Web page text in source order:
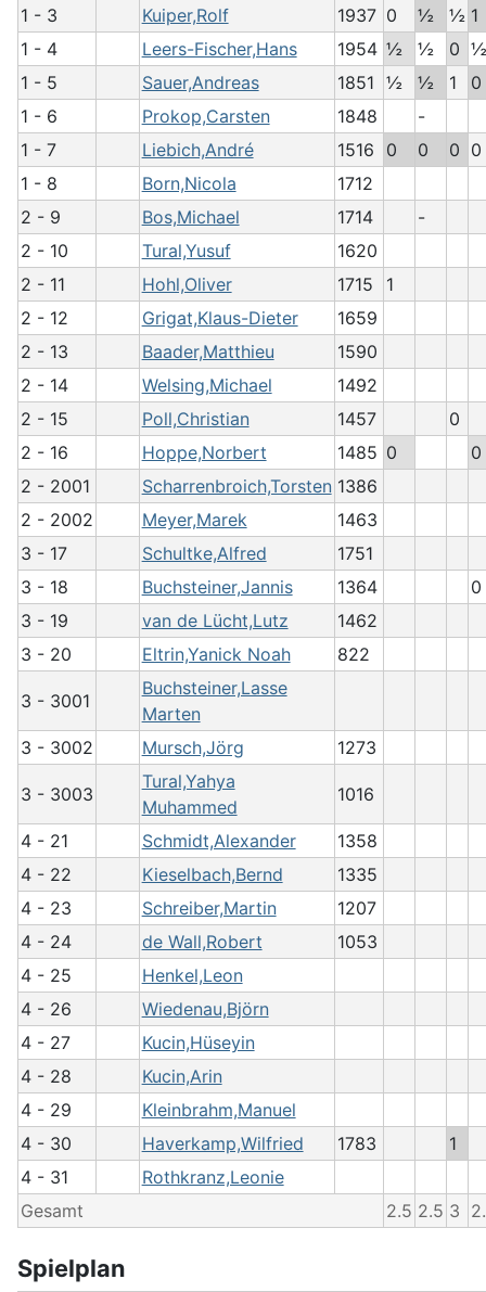
1 - 3
Kuiper,Rolf 1937 0 ½ ½ 1
1 - 4
Leers-Fischer,Hans 1954 ½ ½ 0 ½
1 - 5
Sauer,Andreas 1851 ½ ½ 1
0
1 - 6
Prokop,Carsten 1848
-
1 - 7
Liebich,André 1516 0 0 0 0
1 - 8
Born,Nicola
1712
2 - 9
Bos,Michael 1714
-
2 - 10
Tural,Yusuf
1620
2 - 11
Hohl,Oliver 1715
1
2 - 12
Grigat,Klaus-Dieter
1659
2 - 13
Baader,Matthieu
1590
2 - 14
Welsing,Michael
1492
2 - 15
Poll,Christian 1457
0
2 - 16
Hoppe,Norbert 1485 0
0
2 - 2001
Scharrenbroich,Torsten 1386
2 - 2002
Meyer,Marek
1463
3 - 17
Schultke,Alfred
1751
3 - 18
Buchsteiner,Jannis 1364
0
3 - 19
van de Lücht,Lutz
1462
3 - 20
Eltrin,Yanick Noah 822
3 - 3001
Buchsteiner,Lasse
Marten
3 - 3002
Mursch,Jörg 1273
3 - 3003
Tural,Yahya
Muhammed
1016
4 - 21 Schmidt,Alexander
1358
4 - 22
Kieselbach,Bernd
1335
4 - 23
Schreiber,Martin
1207
4 - 24
de Wall,Robert
1053
4 - 25
Henkel,Leon
4 - 26
Wiedenau,Björn
4 - 27
Kucin,Hüseyin
4 - 28
Kucin,Arin
4 - 29
Kleinbrahm,Manuel
4 - 30
Haverkamp,Wilfried 1783
1
4 - 31
Rothkranz,Leonie
Gesamt
2.5 2.5 3
Spielplan